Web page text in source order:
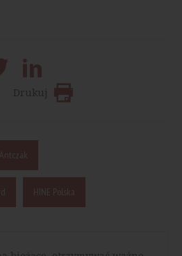
Drukuj
HINE Polska